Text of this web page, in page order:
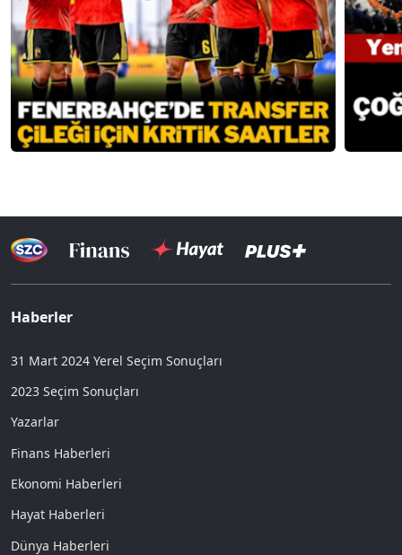
Haberler
31 Mart 2024 Yerel Seçim Sonuçları
2023 Seçim Sonuçları
Yazarlar
Finans Haberleri
Ekonomi Haberleri
Hayat Haberleri
Dünya Haberleri